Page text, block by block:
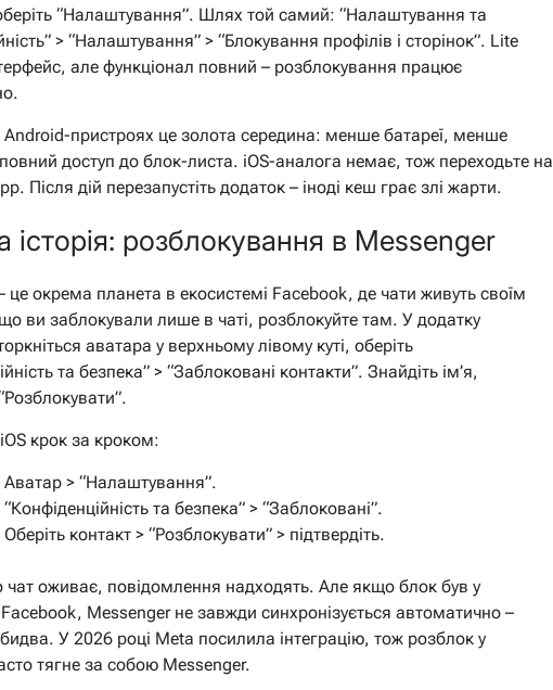
оберіть “Налаштування”. Шлях той самий: “Налаштування та
> “Налаштування” > “Блокування профілів і сторінок”. Lite
але функціонал повний – розблокування працює
пристроях це золота середина: менше батареї, менше
доступ до блок-листа. iOS-аналога немає, тож переходьте на
Після дій перезапустіть додаток – іноді кеш грає злі жарти.
історія: розблокування в Messenger
це окрема планета в екосистемі Facebook, де чати живуть своїм
ви заблокували лише в чаті, розблокуйте там. У додатку
аватара у верхньому лівому куті, оберіть
та безпека” > “Заблоковані контакти”. Знайдіть ім’я,
крок за кроком:
Аватар > “Налаштування”.
“Конфіденційність та безпека” > “Заблоковані”.
Оберіть контакт > “Розблокувати” > підтвердіть.
чат оживає, повідомлення надходять. Але якщо блок був у
Messenger не завжди синхронізується автоматично –
У 2026 році Meta посилила інтеграцію, тож розблок у
тягне за собою Messenger.